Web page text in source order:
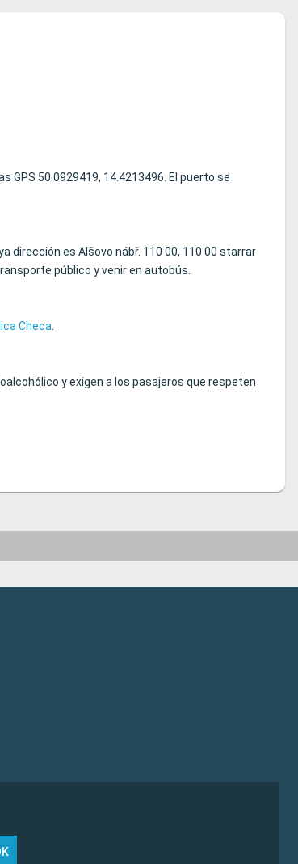
GPS 50.0929419, 14.4213496. El puerto se
dirección es Alšovo nábř. 110 00, 110 00 starrar
público y venir en autobús.
Checa
y exigen a los pasajeros que respeten